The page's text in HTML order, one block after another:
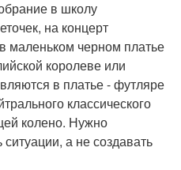
в школу
на концерт
маленьком черном платье
королеве или
в платье - футляре
классического
колено. Нужно
ситуации, а не создавать